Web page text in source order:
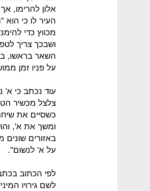
אלון להרימו,
העיר לו כי
מכווץ כדי
ושבכך צריך
השאר בראשו,
על פניו זמן
עוד נכתב כי
צלצל מכשיר
כשסיים את
ומשך את א',
באזורים שונים
על א' לנשום".
לפי הכתוב
לשם גירויו